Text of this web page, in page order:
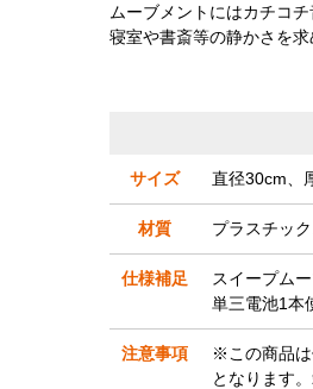
ムーブメントにはカチコ
寝室や書斎等の静かさを
サイズ 直径30cm、
材質 プラスチッ
仕様補足
スイープム
単三電池1本
注意事項
※この商品は
となります